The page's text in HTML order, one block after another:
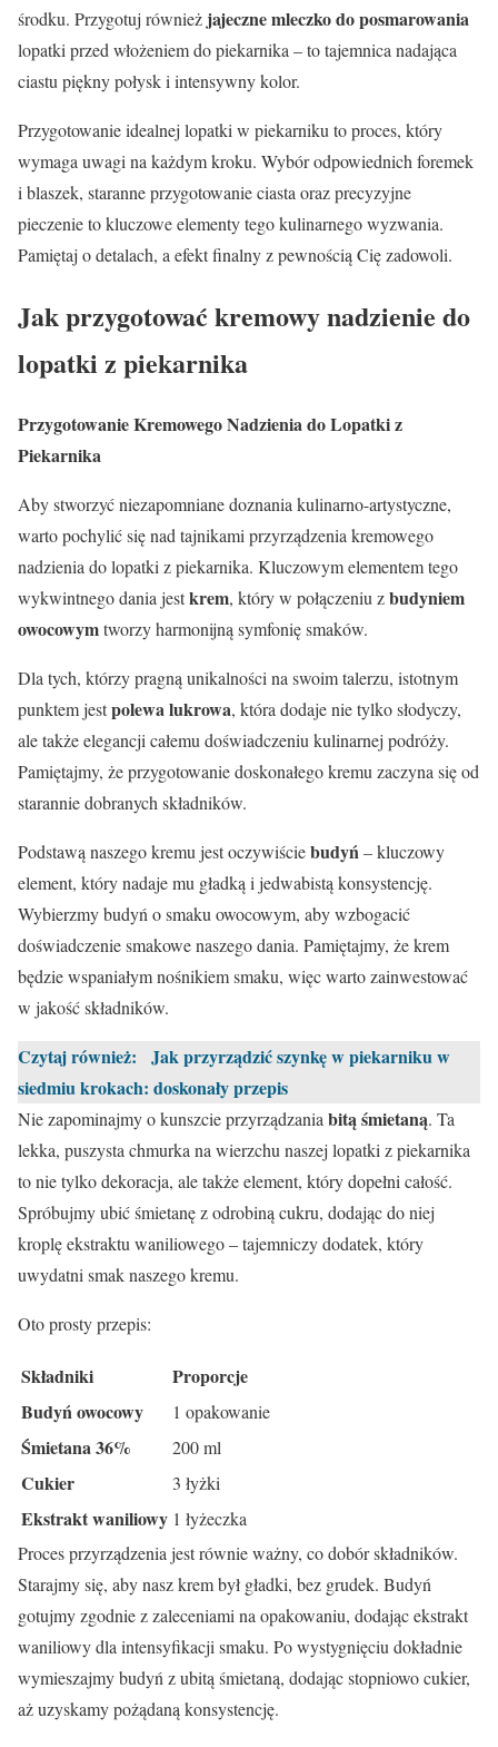
środku. Przygotuj również jajeczne mleczko do posmarowania
lopatki przed włożeniem do piekarnika – to tajemnica nadająca
ciastu piękny połysk i intensywny kolor.
Przygotowanie idealnej lopatki w piekarniku to proces, który
wymaga uwagi na każdym kroku. Wybór odpowiednich foremek
i blaszek, staranne przygotowanie ciasta oraz precyzyjne
pieczenie to kluczowe elementy tego kulinarnego wyzwania.
Pamiętaj o detalach, a efekt finalny z pewnością Cię zadowoli.
Jak przygotować kremowy nadzienie do
lopatki z piekarnika
Przygotowanie Kremowego Nadzienia do Lopatki z
Piekarnika
Aby stworzyć niezapomniane doznania kulinarno-artystyczne,
warto pochylić się nad tajnikami przyrządzenia kremowego
nadzienia do lopatki z piekarnika. Kluczowym elementem tego
wykwintnego dania jestkrem, który w połączeniu zbudyniem
owocowymtworzy harmonijną symfonię smaków.
Dla tych, którzy pragną unikalności na swoim talerzu, istotnym
punktem jestpolewa lukrowa, która dodaje nie tylko słodyczy,
ale także elegancji całemu doświadczeniu kulinarnej podróży.
Pamiętajmy, że przygotowanie doskonałego kremu zaczyna się od
starannie dobranych składników.
Podstawą naszego kremu jest oczywiściebudyń– kluczowy
element, który nadaje mu gładką i jedwabistą konsystencję.
Wybierzmy budyń o smaku owocowym, aby wzbogacić
doświadczenie smakowe naszego dania. Pamiętajmy, że krem
będzie wspaniałym nośnikiem smaku, więc warto zainwestować
w jakość składników.
Czytaj również:
Jak przyrządzić szynkę w piekarniku w
siedmiu krokach: doskonały przepis
Nie zapominajmy o kunszcie przyrządzania bitą śmietaną. Ta
lekka, puszysta chmurka na wierzchu naszej lopatki z piekarnika
to nie tylko dekoracja, ale także element, który dopełni całość.
Spróbujmy ubić śmietanę z odrobiną cukru, dodając do niej
kroplę ekstraktu waniliowego – tajemniczy dodatek, który
uwydatni smak naszego kremu.
Oto prosty przepis:
Składniki
Proporcje
Budyń owocowy
1 opakowanie
Śmietana 36% 200 ml
Cukier 3 łyżki
Ekstrakt waniliowy 1 łyżeczka
Proces przyrządzenia jest równie ważny, co dobór składników.
Starajmy się, aby nasz krem był gładki, bez grudek. Budyń
gotujmy zgodnie z zaleceniami na opakowaniu, dodając ekstrakt
waniliowy dla intensyfikacji smaku. Po wystygnięciu dokładnie
wymieszajmy budyń z ubitą śmietaną, dodając stopniowo cukier,
aż uzyskamy pożądaną konsystencję.